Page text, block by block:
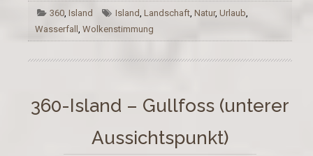
360 ,Island Island Landschaft, Natur, Urlaub
Wasserfall
Wolkenstimmung
360-Island – Gullfoss (unterer
Aussichtspunkt)